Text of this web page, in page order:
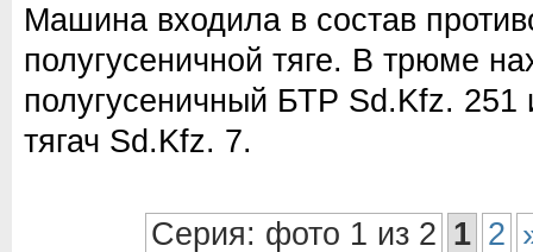
Машина входила в состав
полугусеничной тяге. В трюме
полугусеничный БТР Sd.Kfz. 251
тягач Sd.Kfz. 7.
Серия: фото 1 из 2 1 2